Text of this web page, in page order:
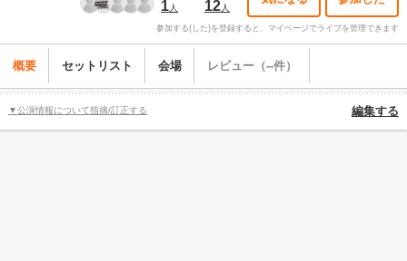
1人 12人
参加する(した)を登録すると、マイページでライブを管理できます
概要 セットリスト 会場 レビュー（--件）
▼公演情報について指摘/訂正する 編集する